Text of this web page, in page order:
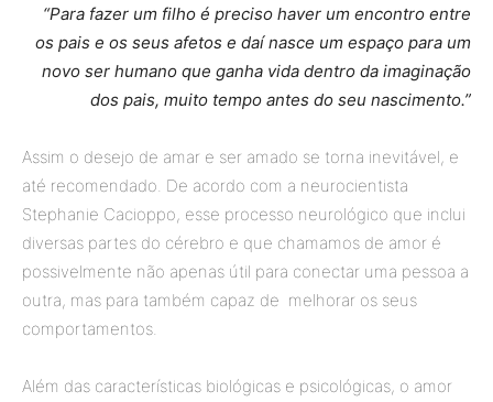
“Para fazer um filho é preciso haver um encontro entre
os pais e os seus afetos e daí nasce um espaço para um
novo ser humano que ganha vida dentro da imaginação
dos pais, muito tempo antes do seu nascimento.”
Assim o desejo de amar e ser amado se torna inevitável, e
até recomendado. De acordo com a neurocientista
Stephanie Cacioppo, esse processo neurológico que inclui
diversas partes do cérebro e que chamamos de amor é
possivelmente não apenas útil para conectar uma pessoa a
outra, mas para também capaz de melhorar os seus
comportamentos.
Além das características biológicas e psicológicas, o amor